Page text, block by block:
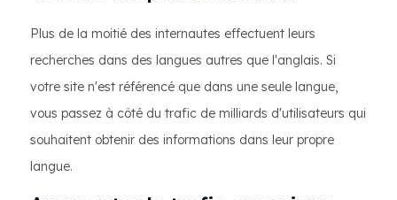
Plus de la moitié des internautes effectuent leurs
recherches dans des langues autres que l'anglais. Si
votre site n'est référencé que dans une seule langue,
vous passez à côté du trafic de milliards d'utilisateurs qui
souhaitent obtenir des informations dans leur propre
langue.